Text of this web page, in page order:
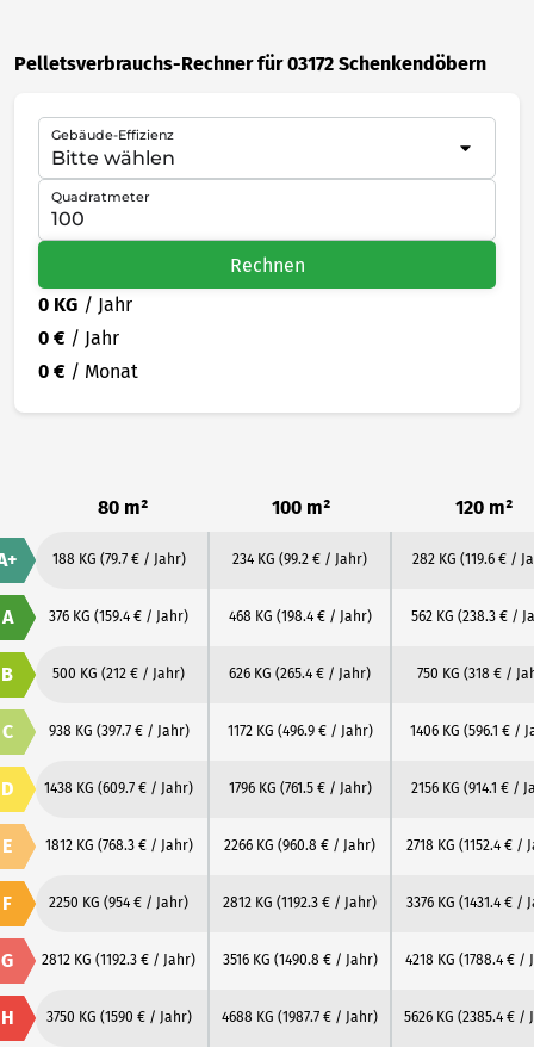
Pelletsverbrauchs-Rechner für 03172 Schenkendöbern
Gebäude-Effizienz
Quadratmeter
Rechnen
0 KG / Jahr
0 € / Jahr
0 € / Monat
80 m² 100 m² 120 m²
188 KG (79.7 € / Jahr) 234 KG (99.2 € / Jahr) 282 KG (119.6 € /
A 376 KG (159.4 € / Jahr) 468 KG (198.4 € / Jahr) 562 KG (238.3 € /
B 500 KG (212 € / Jahr) 626 KG (265.4 € / Jahr) 750 KG (318 € /
C 938 KG (397.7 € / Jahr) 1172 KG (496.9 € / Jahr) 1406 KG (596.1 € /
D 1438 KG (609.7 € / Jahr) 1796 KG (761.5 € / Jahr) 2156 KG (914.1 € /
E 1812 KG (768.3 € / Jahr) 2266 KG (960.8 € / Jahr) 2718 KG (1152.4 € /
F 2250 KG (954 € / Jahr) 2812 KG (1192.3 € / Jahr) 3376 KG (1431.4 € /
G 2812 KG (1192.3 € / Jahr) 3516 KG (1490.8 € / Jahr) 4218 KG (1788.4 € /
H 3750 KG (1590 € / Jahr) 4688 KG (1987.7 € / Jahr) 5626 KG (2385.4 € /